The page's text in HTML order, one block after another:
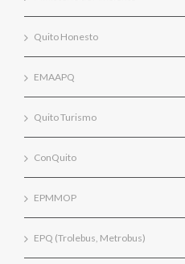
Quito Honesto
EMAAPQ
Quito Turismo
ConQuito
EPMMOP
EPQ (Trolebus, Metrobus)